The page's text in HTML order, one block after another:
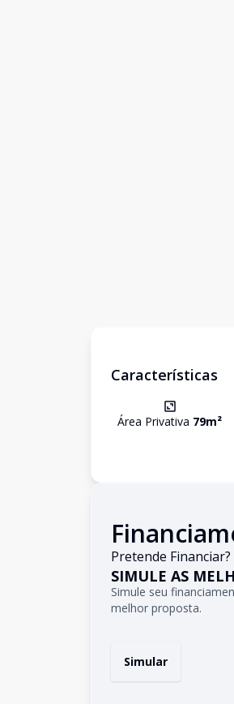
Características
Área Privativa 79m²
Pretende Financiar?
SIMULE AS
Simule seu
melhor proposta.
Simular